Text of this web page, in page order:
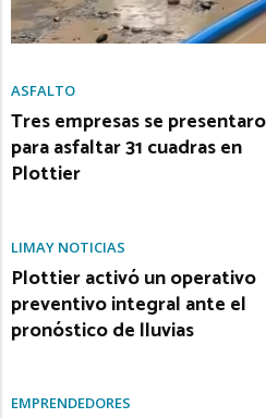
ASFALTO
Tres empresas se
para asfaltar 31 cuadras en
Plottier
LIMAY NOTICIAS
Plottier activó un operativo
preventivo integral ante el
pronóstico de lluvias
EMPRENDEDORES